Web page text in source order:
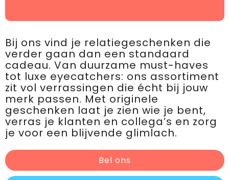
Bij ons vind je relatiegeschenken die
verder gaan dan een standaard
cadeau. Van duurzame must-haves
tot luxe eyecatchers: ons assortiment
zit vol verrassingen die écht bij jouw
merk passen. Met originele
geschenken laat je zien wie je bent,
verras je klanten en collega’s en zorg
je voor een blijvende glimlach.
Bel ons